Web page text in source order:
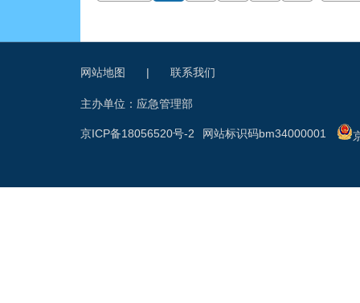
网站地图 | 联系我们
主办单位：应急管理部
网站标识码bm34000001
京ICP备18056520号-2